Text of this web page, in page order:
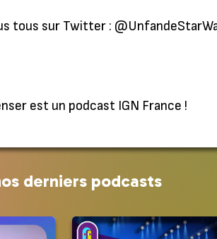
tous sur Twitter :
est un podcast IGN France !
derniers podcasts